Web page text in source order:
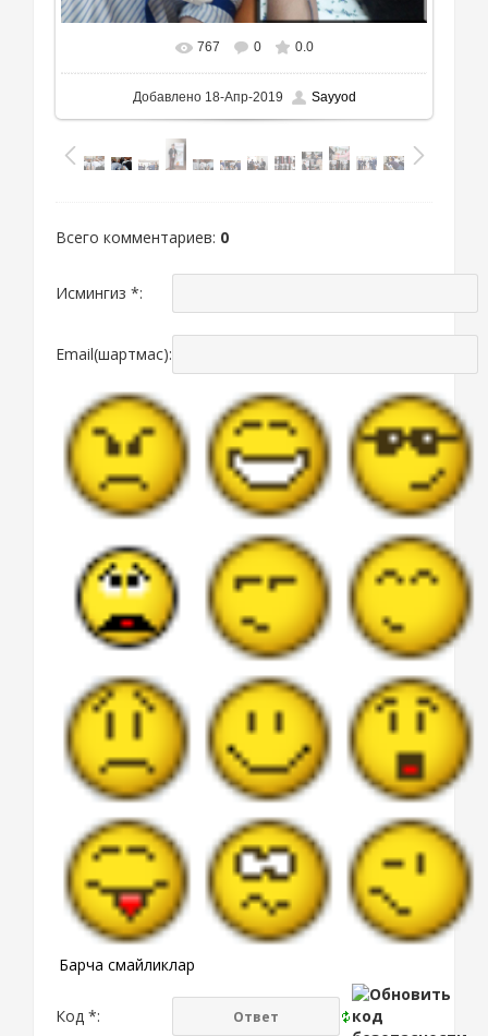
767 0 0.0
Добавлено18-Апр-2019 Sayyod
Всего комментариев: 0
Исмингиз *:
Email(шартмас):
Барча смайликлар
Код *: